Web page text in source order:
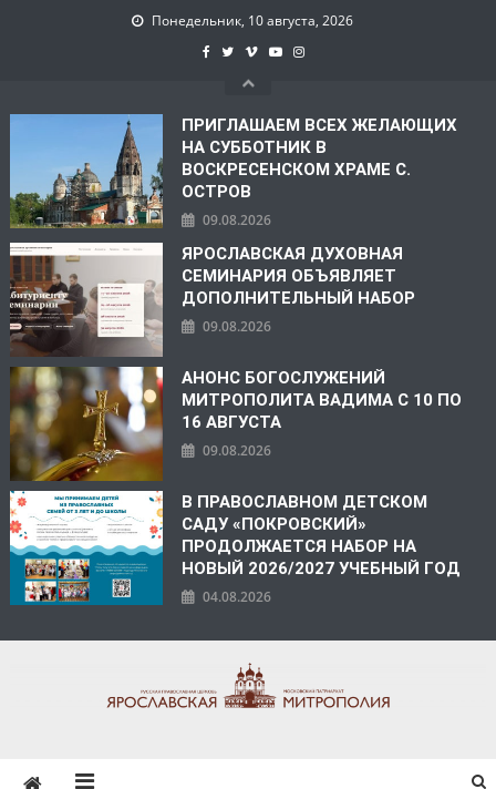
Понедельник, 10 августа, 2026
ПРИГЛАШАЕМ ВСЕХ ЖЕЛАЮЩИХ
НА СУББОТНИК В
ВОСКРЕСЕНСКОМ ХРАМЕ С.
ОСТРОВ
09.08.2026
ЯРОСЛАВСКАЯ ДУХОВНАЯ
СЕМИНАРИЯ ОБЪЯВЛЯЕТ
ДОПОЛНИТЕЛЬНЫЙ НАБОР
09.08.2026
АНОНС БОГОСЛУЖЕНИЙ
МИТРОПОЛИТА ВАДИМА С 10 ПО
16 АВГУСТА
09.08.2026
В ПРАВОСЛАВНОМ ДЕТСКОМ
САДУ «ПОКРОВСКИЙ»
ПРОДОЛЖАЕТСЯ НАБОР НА
НОВЫЙ 2026/2027 УЧЕБНЫЙ ГОД
04.08.2026